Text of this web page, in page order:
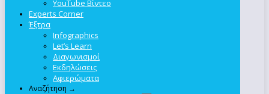
YouTube Βίντεο
Experts Corner
Έξτρα
Infographics
Let’s Learn
Διαγωνισμοί
Εκδηλώσεις
Αφιερώματα
Αναζήτηση →